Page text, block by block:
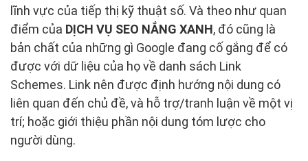
lĩnh vực của tiếp thị kỹ thuật số. Và theo như quan
điểm của DỊCH VỤ SEO NẮNG XANH, đó cũng là
bản chất của những gì Google đang cố gắng để có
được với dữ liệu của họ về danh sách Link
Schemes. Link nên được định hướng nội dung có
liên quan đến chủ đề, và hỗ trợ/tranh luận về một vị
trí; hoặc giới thiệu phần nội dung tóm lược cho
người dùng.